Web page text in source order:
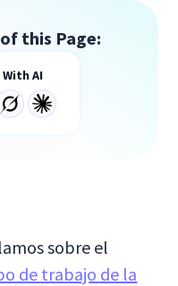
this Page:
AI
sobre el
de trabajo de la